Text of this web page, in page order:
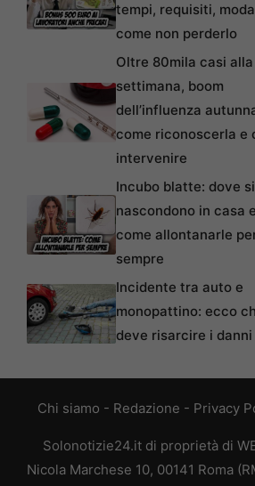
tempi, requisiti,
come non perderlo
Oltre 80mila casi alla
settimana, boom
dell’influenza
come riconoscerla e
intervenire
Incubo blatte: dove si
nascondono in casa e
come allontanarle
sempre
Incidente tra auto e
monopattino: ecco
deve risarcire i danni
Chi siamo - Redazione - Privacy
Solonotizie24.it di proprietà di
Nicola Marchese 10, 00141 Roma